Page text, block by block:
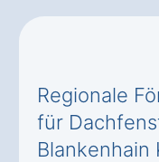
Regionale
für
Blankenhain